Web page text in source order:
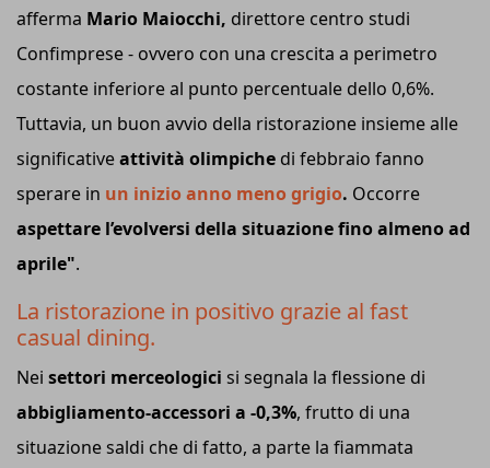
afferma Mario Maiocchi, direttore centro studi
Confimprese - ovvero con una crescita a perimetro
costante inferiore al punto percentuale dello 0,6%.
Tuttavia, un buon avvio della ristorazione insieme alle
significativeattività olimpiche di febbraio fanno
sperare in un inizio anno meno grigio. Occorre
aspettare l’evolversi della situazione fino almeno ad
aprile".
La ristorazione in positivo grazie al fast
casual dining.
Nei settori merceologici si segnala la flessione di
abbigliamento-accessori a -0,3%, frutto di una
situazione saldi che di fatto, a parte la fiammata